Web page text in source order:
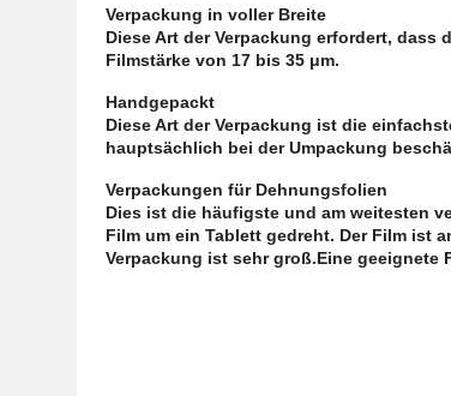
Verpackung in voller Breite
Diese Art der Verpackung erfordert, dass
Filmstärke von 17 bis 35 μm.
Handgepackt
Diese Art der Verpackung ist die
hauptsächlich bei der Umpackung
Verpackungen für Dehnungsfolien
Dies ist die häufigste und am weitesten
Film um ein Tablett gedreht. Der Film ist
Verpackung ist sehr groß.Eine geeignete